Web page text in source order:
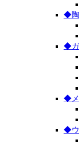
◆陶
◆ガ
◆メ
◆ウ